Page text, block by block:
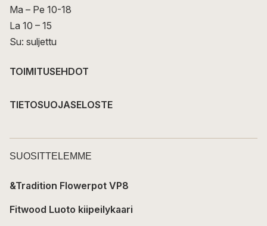
Ma – Pe 10-18
La 10 – 15
Su: suljettu
TOIMITUSEHDOT
TIETOSUOJASELOSTE
SUOSITTELEMME
&Tradition Flowerpot VP8
Fitwood Luoto kiipeilykaari